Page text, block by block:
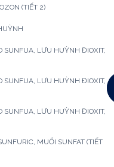
(TIẾT 2)
SUNFUA, LƯU HUỲNH ĐIOXIT,
SUNFUA, LƯU HUỲNH ĐIOXIT,
SUNFUA, LƯU HUỲNH ĐIOXIT,
MUỐI SUNFAT (TIẾT